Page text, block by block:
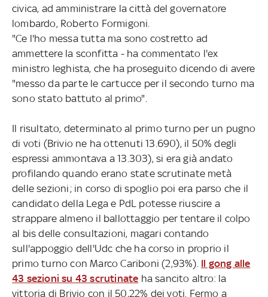
civica, ad amministrare la città del governatore
lombardo, Roberto Formigoni.
"Ce l'ho messa tutta ma sono costretto ad
ammettere la sconfitta - ha commentato l'ex
ministro leghista, che ha proseguito dicendo di avere
"messo da parte le cartucce per il secondo turno ma
sono stato battuto al primo".
Il risultato, determinato al primo turno per un pugno
di voti (Brivio ne ha ottenuti 13.690), il 50% degli
espressi ammontava a 13.303), si era già andato
profilando quando erano state scrutinate metà
delle sezioni; in corso di spoglio poi era parso che il
candidato della Lega e PdL potesse riuscire a
strappare almeno il ballottaggio per tentare il colpo
al bis delle consultazioni, magari contando
sull'appoggio dell'Udc che ha corso in proprio il
primo turno con Marco Cariboni (2,93%). Il gong alle
43 sezioni su 43 scrutinate ha sancito altro: la
vittoria di Brivio con il 50,22% dei voti. Fermo a